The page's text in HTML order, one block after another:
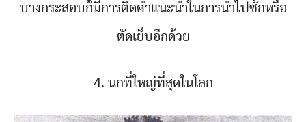
บางกระสอบก็มีการติดคำแนะนำในการนำไปซักหรือ
ตัดเย็บอีกด้วย
4. นกที่ใหญ่ที่สุดในโลก